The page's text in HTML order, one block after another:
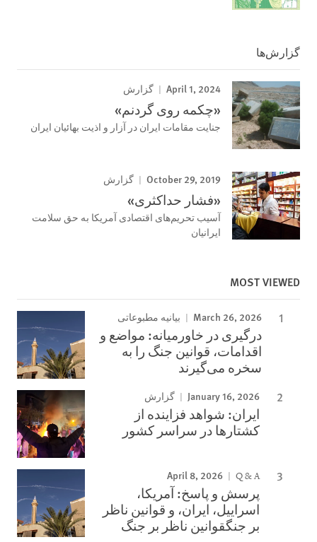
گزارش‌ها
April 1, 2024 گزارش
«چکمه روی گردنم»
جنایت مقامات ایران در آزار و اذیت بهائیان ایران
October 29, 2019 گزارش
«فشار حداکثری»
آسیب تحریم‌های اقتصادی آمریکا به حق سلامت
ایرانیان
MOST VIEWED
March 26, 2026 بیانیه مطبوعاتی
درگیری در خاورمیانه: مواضع و
اقدامات، قوانین جنگ را به
سخره می‌گیرند
January 16, 2026 گزارش
ایران: شواهد فزاینده از
کشتارها در سراسر کشور
April 8, 2026 Q & A
پرسش و پاسخ: آمریکا،
اسراییل، ایران، و قوانین ناظر
بر جنگقوانین ناظر بر جنگ